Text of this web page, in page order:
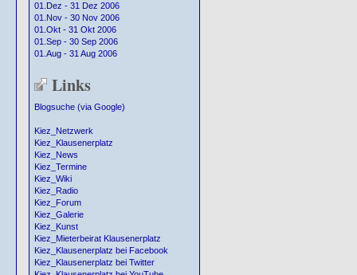
01.Dez - 31 Dez 2006
01.Nov - 30 Nov 2006
01.Okt - 31 Okt 2006
01.Sep - 30 Sep 2006
01.Aug - 31 Aug 2006
Links
Blogsuche (via Google)
Kiez_Netzwerk
Kiez_Klausenerplatz
Kiez_News
Kiez_Termine
Kiez_Wiki
Kiez_Radio
Kiez_Forum
Kiez_Galerie
Kiez_Kunst
Kiez_Mieterbeirat Klausenerplatz
Kiez_Klausenerplatz bei Facebook
Kiez_Klausenerplatz bei Twitter